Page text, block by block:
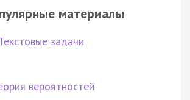
материалы
задачи
вероятностей